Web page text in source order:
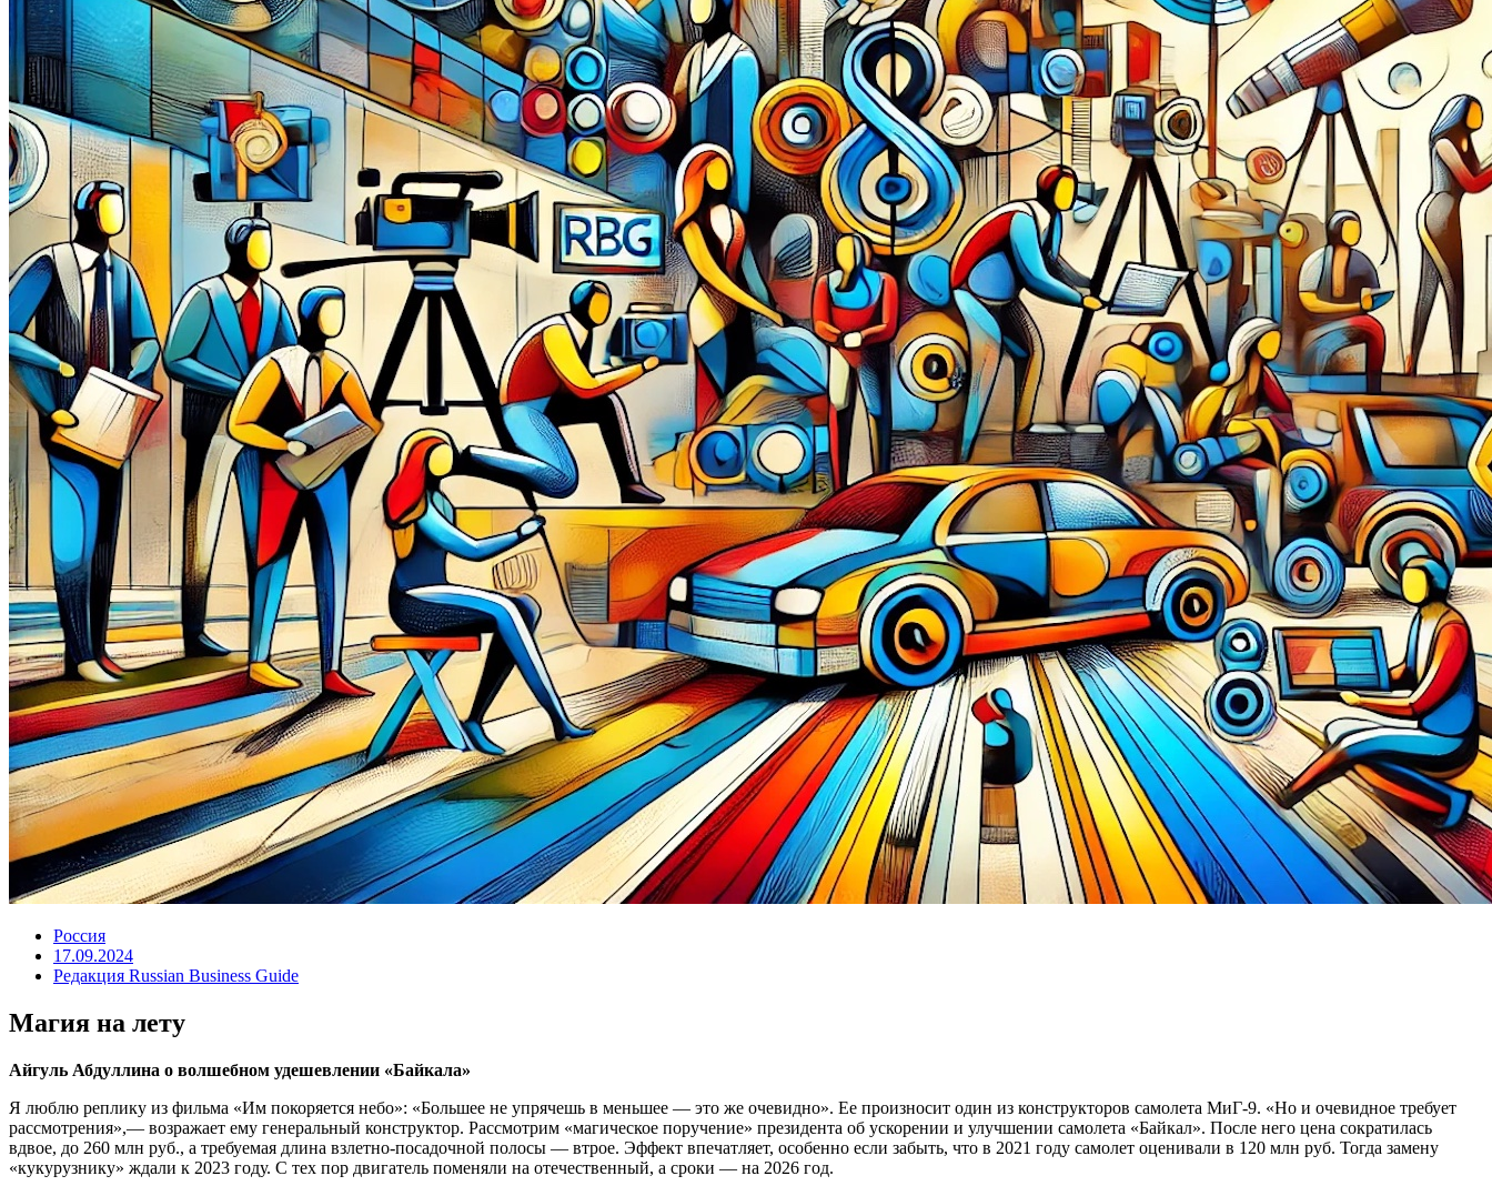
Россия
17.09.2024
Редакция Russian Business Guide
Магия на лету
Айгуль Абдуллина о волшебном удешевлении «Байкала»
Я люблю реплику из фильма «Им покоряется небо»: «Большее не упрячешь в меньшее — это же очевидно». Ее произносит один из конструкторов самолета МиГ-9. «Но и очевидное требует
рассмотрения»,— возражает ему генеральный конструктор. Рассмотрим «магическое поручение» президента об ускорении и улучшении самолета «Байкал». После него цена сократилась
вдвое, до 260 млн руб., а требуемая длина взлетно-посадочной полосы — втрое. Эффект впечатляет, особенно если забыть, что в 2021 году самолет оценивали в 120 млн руб. Тогда замену
«кукурузнику» ждали к 2023 году. С тех пор двигатель поменяли на отечественный, а сроки — на 2026 год.